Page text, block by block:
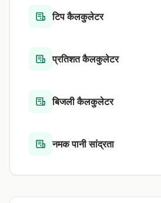
टिप कैलकुलेटर
प्रतिशत कैलकुलेटर
बिजली कैलकुलेटर
नमक पानी सांद्रता